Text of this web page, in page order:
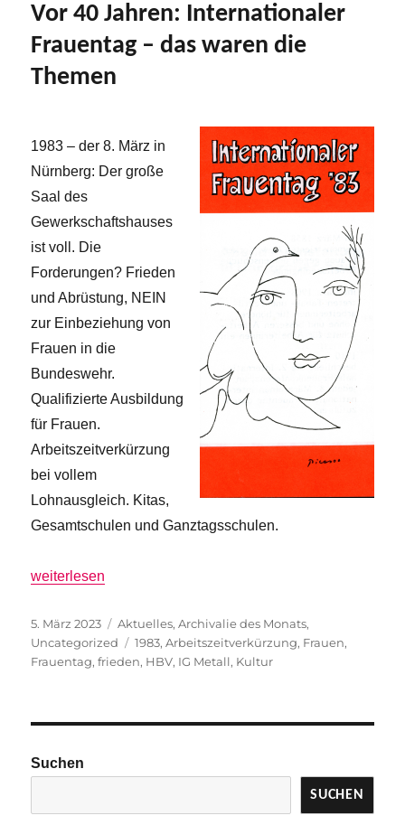
Vor 40 Jahren: Internationaler
Frauentag – das waren die
Themen
1983 – der 8. März in
Nürnberg: Der große
Saal des
Gewerkschaftshauses
ist voll. Die
Forderungen? Frieden
und Abrüstung, NEIN
zur Einbeziehung von
Frauen in die
Bundeswehr.
Qualifizierte Ausbildung
für Frauen.
Arbeitszeitverkürzung
bei vollem
Lohnausgleich. Kitas,
Gesamtschulen und Ganztagsschulen.
„Vor 40 Jahren: Internationaler Frauentag – das waren die
weiterlesen
Veröffentlicht
am
5. März 2023 Kategorien
Aktuelles,Archivalie des Monats,
Uncategorized
Schlagwörter
1983,Arbeitszeitverkürzung, Frauen,
Frauentag,frieden, HBV, IG Metall, Kultur
Suchen
SUCHEN